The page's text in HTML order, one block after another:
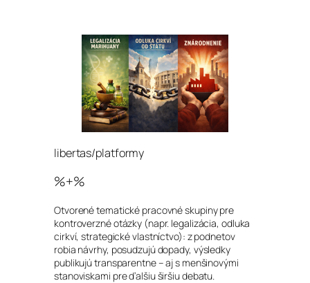
libertas/platformy
%+%
Otvorené tematické pracovné skupiny pre
kontroverzné otázky (napr. legalizácia, odluka
cirkví, strategické vlastníctvo): z podnetov
robia návrhy, posudzujú dopady, výsledky
publikujú transparentne – aj s menšinovými
stanoviskami pre ďalšiu širšiu debatu.